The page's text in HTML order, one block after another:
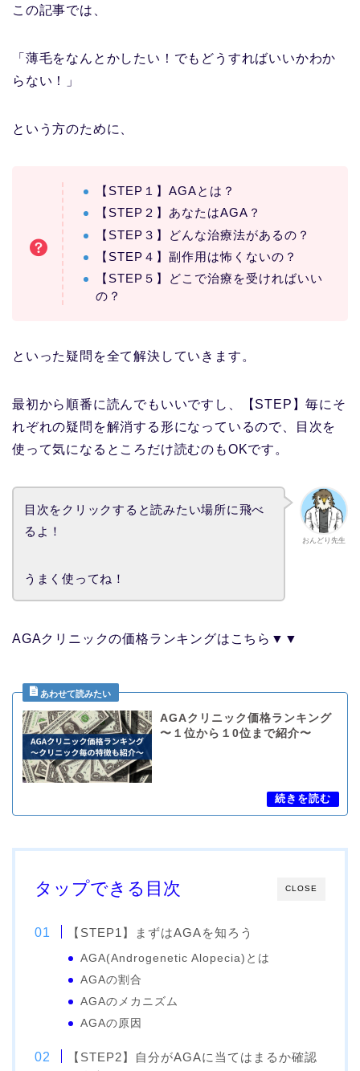
この記事では、
「薄毛をなんとかしたい！でもどうすればいいかわか
らない！」
という方のために、
【STEP１】AGAとは？
【STEP２】あなたはAGA？
【STEP３】どんな治療法があるの？
【STEP４】副作用は怖くないの？
【STEP５】どこで治療を受ければいい
の？
といった疑問を全て解決していきます。
最初から順番に読んでもいいですし、【STEP】毎にそ
れぞれの疑問を解消する形になっているので、目次を
使って気になるところだけ読むのもOKです。
おんどり先生
目次をクリックすると読みたい場所に飛べ
るよ！
うまく使ってね！
AGAクリニックの価格ランキングはこちら▼▼
AGAクリニック価格ランキング
〜１位から１0位まで紹介〜
CLOSE
タップできる目次
【STEP1】まずはAGAを知ろう
AGA(Androgenetic Alopecia)とは
AGAの割合
AGAのメカニズム
AGAの原因
【STEP2】自分がAGAに当てはまるか確認